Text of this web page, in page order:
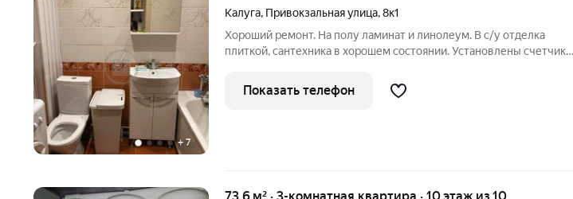
+ 7
Калуга, Привокзальная улица,8к1
Хороший ремонт. На полу ламинат и линолеум. В с/у отделка
плиткой, сантехника в хорошем состоянии. Установлены счетчики
Имеется подвальное помещение. Номер объекта: 21826.
Показать телефон